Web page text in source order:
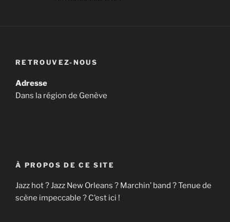
RETROUVEZ-NOUS
Adresse
Dans la région de Genève
À PROPOS DE CE SITE
Jazz hot ? Jazz New Orleans ? Marchin’ band ? Tenue de
scène impeccable ? C’est ici !